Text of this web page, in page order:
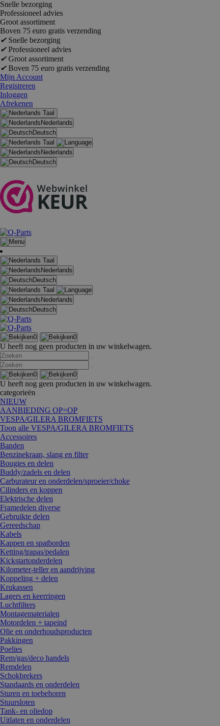
Snelle bezorging
Professioneel advies
Groot assortiment
Boven 75 euro gratis verzending
✔Snelle bezorging
✔Professioneel advies
✔Groot assortiment
✔Boven 75 euro gratis verzending
Mijn Account
Registreren
Inloggen
Afrekenen
Taal
Nederlands
Deutsch
Taal
Nederlands
Deutsch
Taal
Nederlands
Deutsch
Taal
Nederlands
Deutsch
0 0
U heeft nog geen producten in uw winkelwagen.
0 0
U heeft nog geen producten in uw winkelwagen.
categorieën
NIEUW
AANBIEDING OP=OP
VESPA/GILERA BROMFIETS
Toon alle VESPA/GILERA BROMFIETS
Accessoires
Banden
Benzinekraan, slang en filter
Bougies en delen
Buddy/zadels en delen
Carburateur en onderdelen/sproeier/choke
Cilinders en koppen
Elektrische delen
Framedelen diverse
Gebruikte delen
Gereedschap
Kabels
Kappen en spatborden
Ketting/trapas/pedalen
Kickstartonderdelen
Kilometer-teller en aandrijving
Koppeling + delen
Krukassen
Lagers en keerringen
Luchtfilters
Montagematerialen
Motordelen + tapeind
Olie en onderhoudsproducten
Pakkingen
Poelies
Rem/gas/deco handels
Remdelen
Schokbrekers
Standaards en onderdelen
Sturen en toebehoren
Stuursloten
Tank- en oliedop
Uitlaten en onderdelen